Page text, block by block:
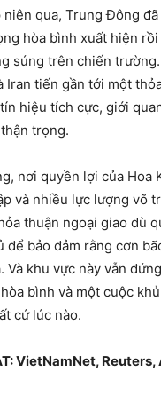
qua, Trung Đông
hòa bình xuất hiện
súng trên chiến
Iran tiến gần tới một
hiệu tích cực, giới
trọng.
nơi quyền lợi của Hoa
và nhiều lực lượng võ
thuận ngoại giao dù
để bảo đảm rằng cơn
Và khu vực này vẫn
bình và một cuộc
cứ lúc nào.
VietNamNet, Reuters,